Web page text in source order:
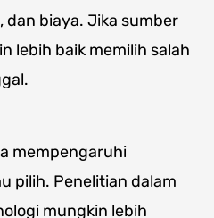
dan biaya. Jika sumber
lebih baik memilih salah
mempengaruhi
pilih. Penelitian dalam
mungkin lebih